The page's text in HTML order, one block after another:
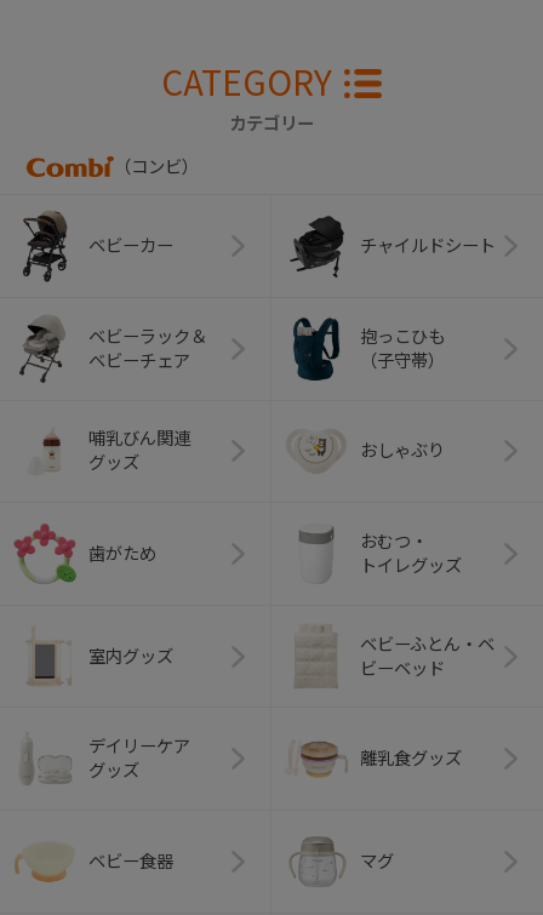
CATEGORY
カテゴリー
（コンビ）
ベビーカー チャイルドシート
ベビーラック＆
ベビーチェア
抱っこひも
（子守帯）
哺乳びん関連
グッズ
おしゃぶり
歯がため
おむつ・
トイレグッズ
室内グッズ
ベビーふとん・ベ
ビーベッド
デイリーケア
グッズ
離乳食グッズ
ベビー食器 マグ